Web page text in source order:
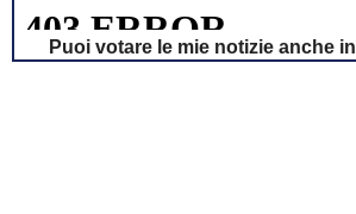
Puoi votare le mie notizie anche in